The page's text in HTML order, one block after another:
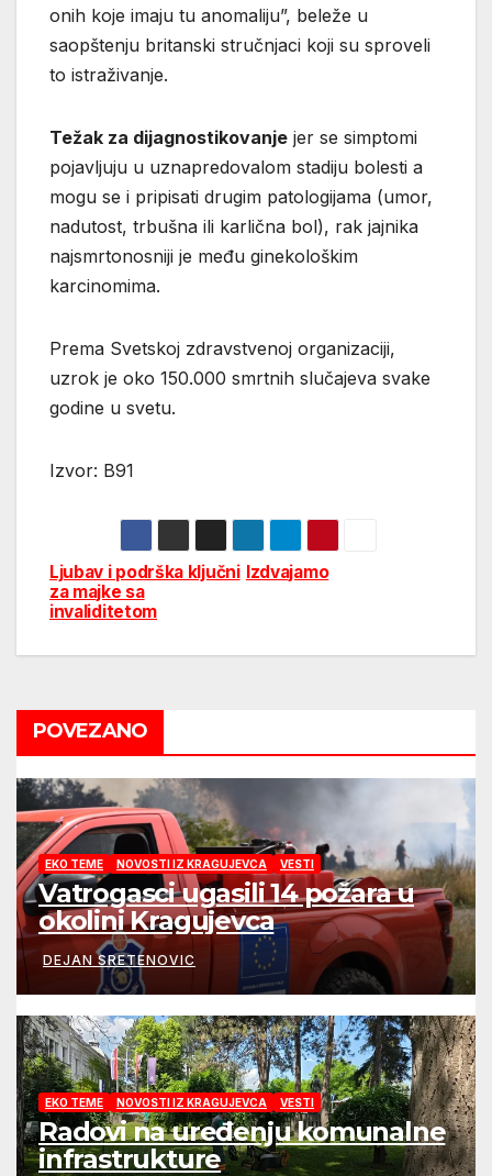
onih koje imaju tu anomaliju”, beleže u
saopštenju britanski stručnjaci koji su sproveli
to istraživanje.
Težak za dijagnostikovanje jer se simptomi
pojavljuju u uznapredovalom stadiju bolesti a
mogu se i pripisati drugim patologijama (umor,
nadutost, trbušna ili karlična bol), rak jajnika
najsmrtonosniji je među ginekološkim
karcinomima.
Prema Svetskoj zdravstvenoj organizaciji,
uzrok je oko 150.000 smrtnih slučajeva svake
godine u svetu.
Izvor: B91
Post
navigation
Izdvajamo
Ljubav i podrška ključni
za majke sa
invaliditetom
POVEZANO
EKO TEME NOVOSTI IZ KRAGUJEVCA VESTI
Vatrogasci ugasili 14 požara u
okolini Kragujevca
DEJAN SRETENOVIC
EKO TEME NOVOSTI IZ KRAGUJEVCA VESTI
Radovi na uređenju komunalne
infrastrukture